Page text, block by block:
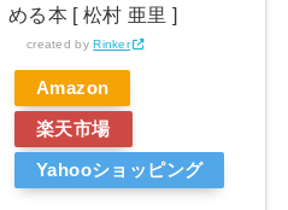
める本 [ 松村 亜里 ]
created byRinker
Amazon
楽天市場
Yahooショッピング